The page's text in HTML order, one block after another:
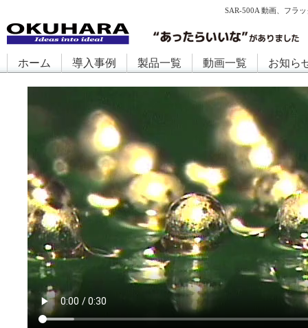
SAR-500A 動画、フラ
ホーム 導入事例 製品一覧 動画一覧 お知ら